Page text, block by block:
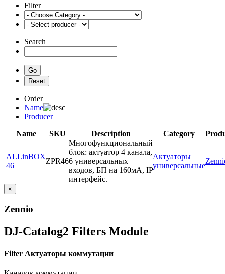
Filter
Search
Order
Name
Producer
Name
SKU Description Category
ALLinBOX
46
ZPR46
Многофункциональный
блок: актуатор 4 канала,
6 универсальных
входов, БП на 160мА, IP
интерфейс.
Актуаторы
универсальные
×
Zennio
DJ-Catalog2 Filters Module
Filter Актуаторы коммутации